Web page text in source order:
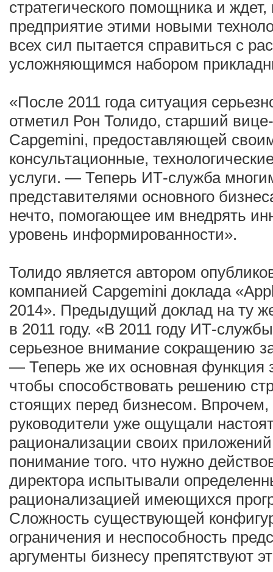
стратегического помощника и
предприятие этими новыми
всех сил пытается справиться с
усложняющимся набором
«После 2011 года ситуация
отметил Рон Толидо, старший
Capgemini, предоставляющей
консультационные,
услуги. — Теперь ИТ-служба
представителями основного
нечто, помогающее им внедрять
уровень информированности».
Толидо является автором
компанией Capgemini доклада
2014». Предыдущий доклад на ту
в 2011 году. «В 2011 году ИТ-
серьезное внимание сокращению
— Теперь же их основная функция
чтобы способствовать решению
стоящих перед бизнесом. Впрочем,
руководители уже ощущали
рационализации своих
понимание того. что нужно
директора испытывали
рационализацией имеющихся
Сложность существующей
ограничения и неспособность
аргументы бизнесу препятствуют